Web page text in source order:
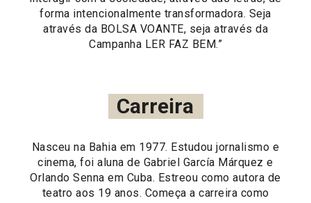
forma intencionalmente transformadora. Seja
através da BOLSA VOANTE, seja através da
Campanha LER FAZ BEM.”
Carreira
Nasceu na Bahia em 1977. Estudou jornalismo e
cinema, foi aluna de Gabriel García Márquez e
Orlando Senna em Cuba. Estreou como autora de
teatro aos 19 anos. Começa a carreira como